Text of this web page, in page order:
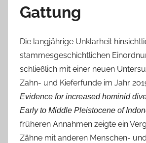
Gattung
Die langjährige Unklarheit
stammesgeschichtlichen
schließlich mit einer neuen
Zahn- und Kieferfunde im Jahr
Evidence for increased hominid
Early to Middle Pleistocene of
früheren Annahmen zeigte ein
Zähne mit anderen Menschen-